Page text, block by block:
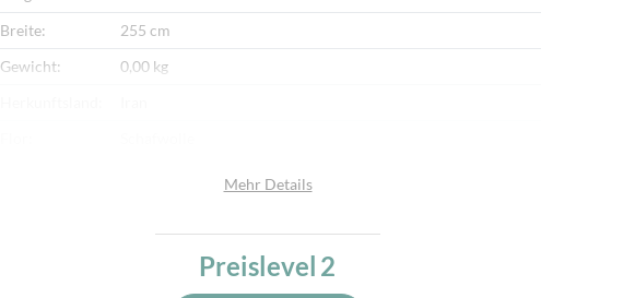
Breite:
255 cm
Gewicht:
0,00 kg
Mit reinen Naturfarben gefärbt, Traditionelle Bahnentechnik,
Mehr Details
Preislevel 2